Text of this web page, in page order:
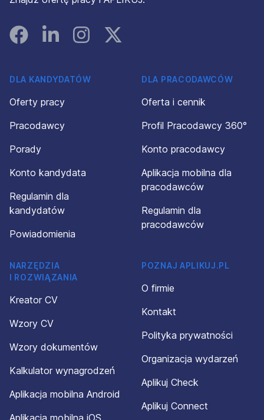
FacebookLinked InInstagramInstagram
DLA KANDYDATÓW
Oferty pracy
Pracodawcy
Porady
Konto kandydata
Regulamin dla
kandydatów
Powiadomienia
DLA PRACODAWCÓW
Oferta i cennik
Profil Pracodawcy 360°
Konto pracodawcy
Aplikacja mobilna dla
pracodawców
Regulamin dla
pracodawców
NARZĘDZIA
I ROZWIĄZANIA
Kreator CV
Wzory CV
Wzory dokumentów
Kalkulator wynagrodzeń
Aplikacja mobilna Android
Aplikacja mobilna iOS
POZNAJ APLIKUJ.PL
O firmie
Kontakt
Polityka prywatności
Organizacja wydarzeń
Aplikuj Check
Aplikuj Connect